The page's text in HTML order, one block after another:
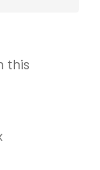
this